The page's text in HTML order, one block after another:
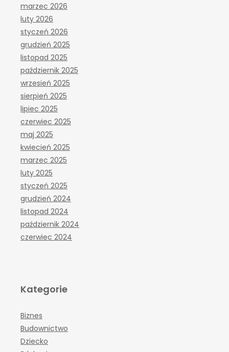
marzec 2026
luty 2026
styczeń 2026
grudzień 2025
listopad 2025
październik 2025
wrzesień 2025
sierpień 2025
lipiec 2025
czerwiec 2025
maj 2025
kwiecień 2025
marzec 2025
luty 2025
styczeń 2025
grudzień 2024
listopad 2024
październik 2024
czerwiec 2024
Kategorie
Biznes
Budownictwo
Dziecko